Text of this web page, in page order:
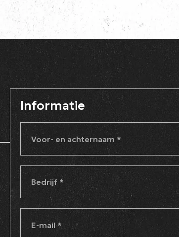
Informatie
Voor- en achternaam *
Bedrijf *
E-mail *